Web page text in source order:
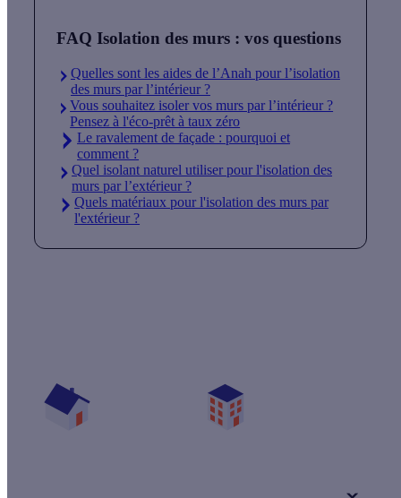
FAQ Isolation des murs : vos questions
Quelles sont les aides de l’Anah pour l’isolation
des murs par l’intérieur ?
Vous souhaitez isoler vos murs par l’intérieur ?
Pensez à l'éco-prêt à taux zéro
Le ravalement de façade : pourquoi et
comment ?
Quel isolant naturel utiliser pour l'isolation des
murs par l’extérieur ?
Quels matériaux pour l'isolation des murs par
l'extérieur ?